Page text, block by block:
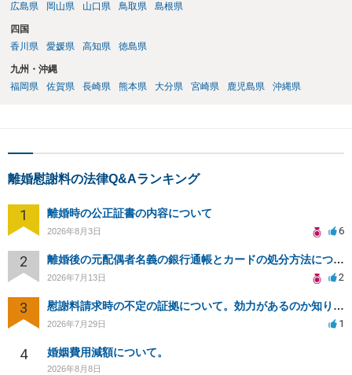
広島県
岡山県 山口県 鳥取県 島根県
四国
香川県
愛媛県 高知県 徳島県
九州・沖縄
福岡県
佐賀県 長崎県 熊本県 大分県 宮崎県 鹿児島県 沖縄県
離婚慰謝料の法律Q&Aランキング
1 離婚時の公正証書の内容について
2026年8月3日 6
2 離婚後の元配偶者名義の銀行通帳とカードの処分方法について
2026年7月13日 2
3 慰謝料請求時の不定の証拠について。効力があるのか知りたい。
2026年7月29日 1
4 婚姻費用減額について。
2026年8月8日